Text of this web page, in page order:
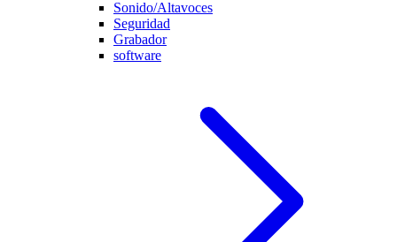
Sonido/Altavoces
Seguridad
Grabador
software